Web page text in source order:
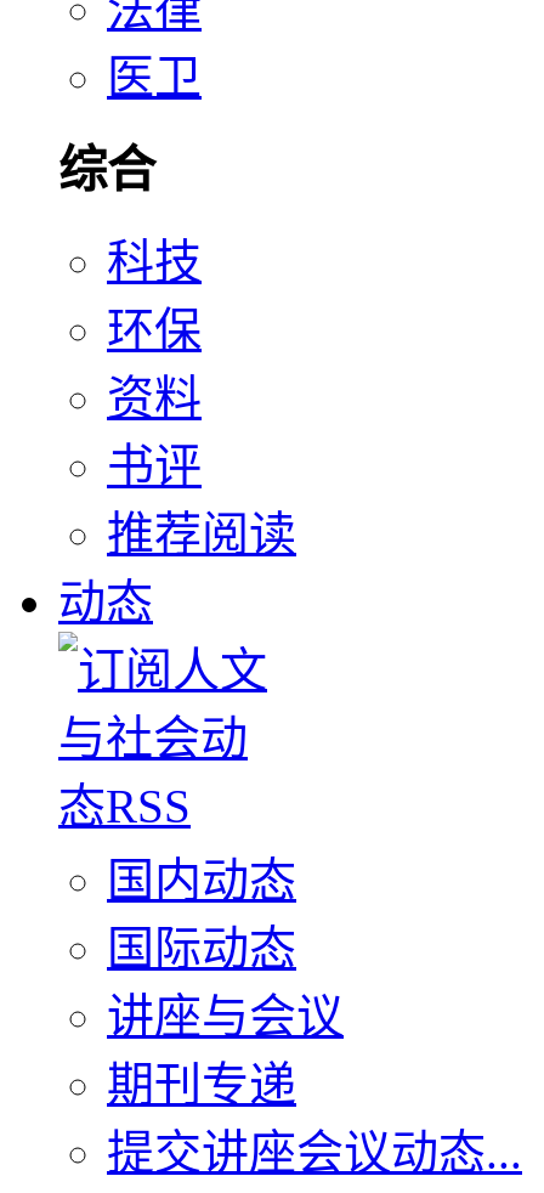
医卫
综合
科技
环保
资料
书评
推荐阅读
动态
国内动态
国际动态
讲座与会议
期刊专递
提交讲座会议动态...